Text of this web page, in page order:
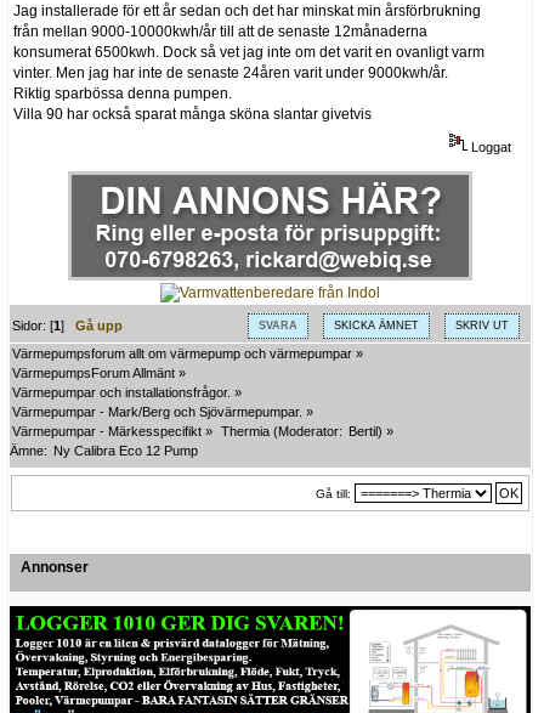
Jag installerade för ett år sedan och det har minskat min årsförbrukning
från mellan 9000-10000kwh/år till att de senaste 12månaderna
konsumerat 6500kwh. Dock så vet jag inte om det varit en ovanligt varm
vinter. Men jag har inte de senaste 24åren varit under 9000kwh/år.
Riktig sparbössa denna pumpen.
Villa 90 har också sparat många sköna slantar givetvis
Loggat
SVARA SKICKA ÄMNET SKRIV UT
Sidor: [1]Gå upp
Värmepumpsforum allt om värmepump och värmepumpar »
VärmepumpsForum Allmänt »
Värmepumpar och installationsfrågor. »
Värmepumpar - Mark/Berg och Sjövärmepumpar. »
Värmepumpar - Märkesspecifikt » Thermia (Moderator: Bertil) »
Ämne: Ny Calibra Eco 12 Pump
Gå till:
Annonser